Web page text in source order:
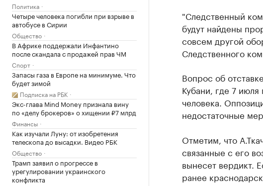
Политика
Четыре человека погибли при взрыве в
автобусе в Сирии
Общество
В Африке поддержали Инфантино
после скандала с продажей прав ЧМ
Спорт
Запасы газа в Европе на минимуме. Что
будет зимой
Подписка на РБК
Экс-глава Mind Money признала вину
по «делу брокеров» о хищении ₽7 млрд
Финансы
Как изучали Луну: от изобретения
телескопа до высадки. Видео РБК
Общество
Трамп заявил о прогрессе в
урегулировании украинского
конфликта
"Следственный
будут найдены
совсем другой
Следственного
Вопрос об
Кубани, где 7
человека.
недостаточные
Отметим, что
связанные с его
вынесет вердикт.
ранее